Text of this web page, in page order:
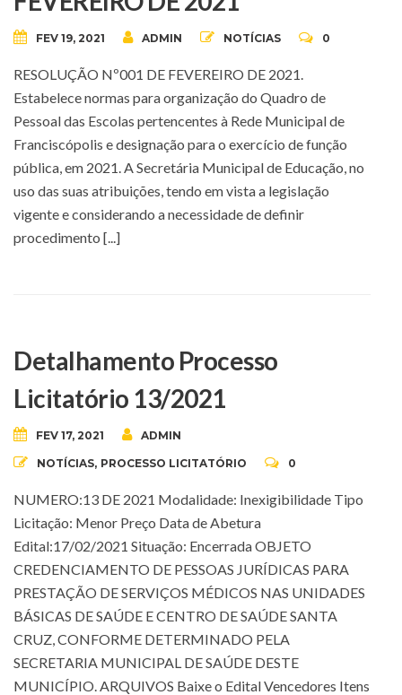
FEV 19, 2021 ADMIN NOTÍCIAS 0
RESOLUÇÃO Nº001 DE FEVEREIRO DE 2021.
Estabelece normas para organização do Quadro de
Pessoal das Escolas pertencentes à Rede Municipal de
Franciscópolis e designação para o exercício de função
pública, em 2021. A Secretária Municipal de Educação, no
uso das suas atribuições, tendo em vista a legislação
vigente e considerando a necessidade de definir
procedimento [...]
Detalhamento Processo
Licitatório 13/2021
FEV 17, 2021 ADMIN
NOTÍCIAS, PROCESSO LICITATÓRIO 0
NUMERO:13 DE 2021 Modalidade: Inexigibilidade Tipo
Licitação: Menor Preço Data de Abetura
Edital:17/02/2021 Situação: Encerrada OBJETO
CREDENCIAMENTO DE PESSOAS JURÍDICAS PARA
PRESTAÇÃO DE SERVIÇOS MÉDICOS NAS UNIDADES
BÁSICAS DE SAÚDE E CENTRO DE SAÚDE SANTA
CRUZ, CONFORME DETERMINADO PELA
SECRETARIA MUNICIPAL DE SAÚDE DESTE
MUNICÍPIO. ARQUIVOS Baixe o Edital Vencedores Itens